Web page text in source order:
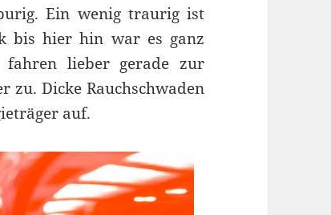
Ein wenig traurig ist
bis hier hin war es ganz
lieber gerade zur
zu. Dicke Rauchschwaden
auf.